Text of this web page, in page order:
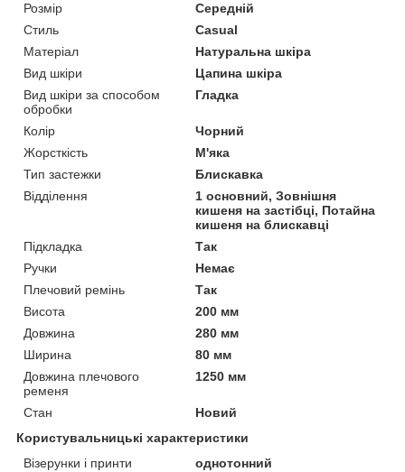
Розмір
Середній
Стиль
Casual
Матеріал
Натуральна шкіра
Вид шкіри
Цапина шкіра
Вид шкіри за способом
обробки
Гладка
Колір
Чорний
Жорсткість
М'яка
Тип застежки
Блискавка
Відділення
1 основний, Зовнішня
кишеня на застібці, Потайна
кишеня на блискавці
Підкладка
Так
Ручки
Немає
Плечовий ремінь
Так
Висота
200 мм
Довжина
280 мм
Ширина
80 мм
Довжина плечового
ременя
1250 мм
Стан
Новий
Користувальницькі характеристики
Візерунки і принти
однотонний